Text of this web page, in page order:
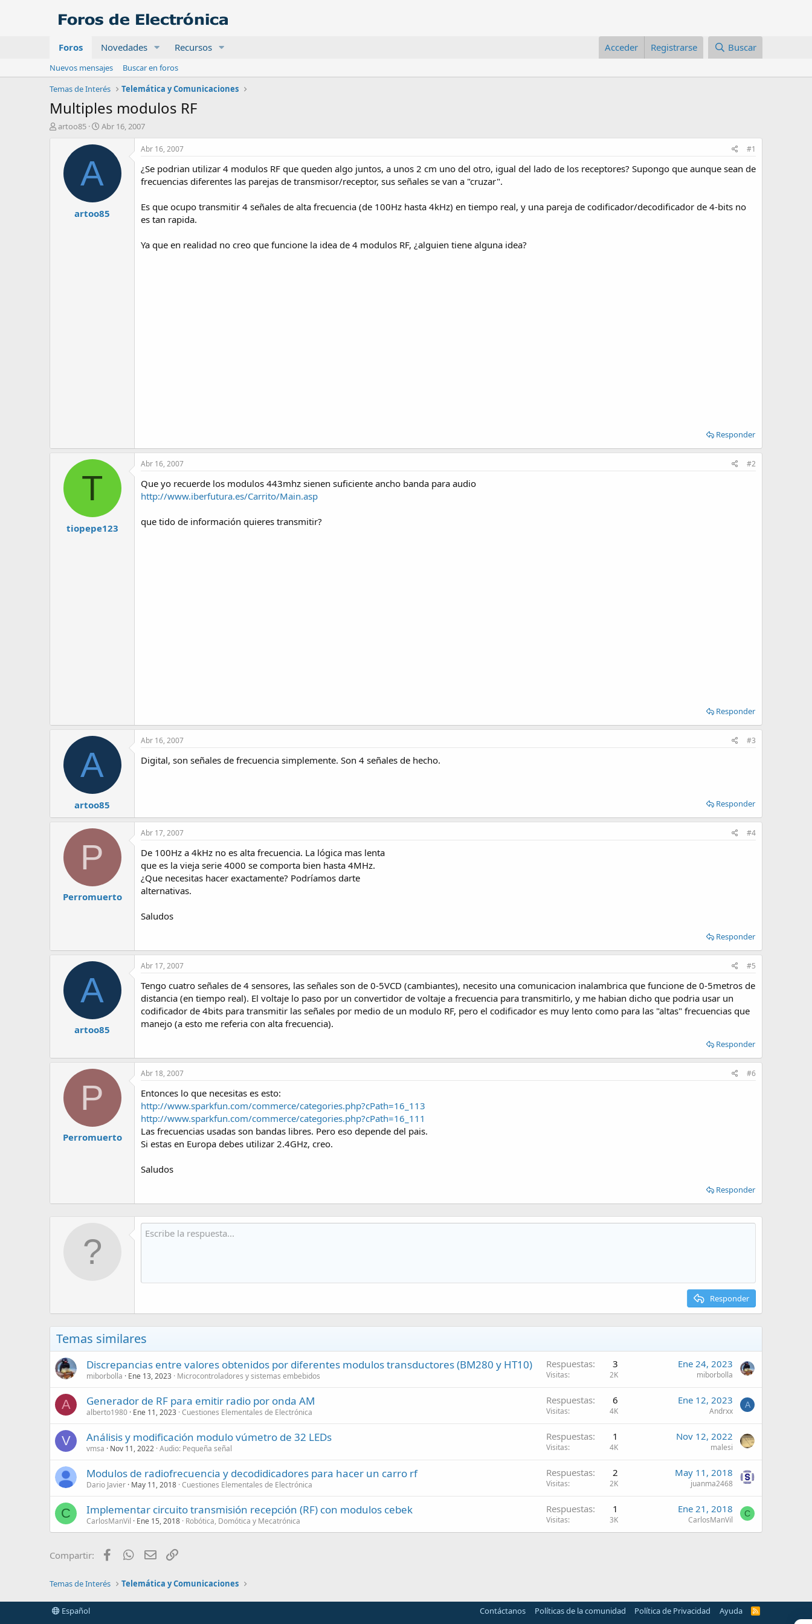
Foros Novedades Recursos Acceder Registrarse Buscar
Nuevos mensajes
Buscar en foros
Temas de Interés
Telemática y Comunicaciones
Multiples modulos RF
A
artoo85
F
c
d
i
n
Abr 16, 2007
A
artoo85
Abr 16, 2007 #1
¿Se podrian utilizar 4 modulos RF que queden algo juntos, a unos 2 cm uno del otro, igual del lado de los receptores? Supongo que aunque sean de
frecuencias diferentes las parejas de transmisor/receptor, sus señales se van a "cruzar".
Es que ocupo transmitir 4 señales de alta frecuencia (de 100Hz hasta 4kHz) en tiempo real, y una pareja de codificador/decodificador de 4-bits no
es tan rapida.
Ya que en realidad no creo que funcione la idea de 4 modulos RF, ¿alguien tiene alguna idea?
Responder
T
tiopepe123
Abr 16, 2007 #2
Que yo recuerde los modulos 443mhz sienen suficiente ancho banda para audio
http://www.iberfutura.es/Carrito/Main.asp
que tido de información quieres transmitir?
Responder
A
artoo85
Abr 16, 2007 #3
Digital, son señales de frecuencia simplemente. Son 4 señales de hecho.
Responder
P
Perromuerto
Abr 17, 2007 #4
De 100Hz a 4kHz no es alta frecuencia. La lógica mas lenta
que es la vieja serie 4000 se comporta bien hasta 4MHz.
¿Que necesitas hacer exactamente? Podríamos darte
alternativas.
Saludos
Responder
A
artoo85
Abr 17, 2007 #5
Tengo cuatro señales de 4 sensores, las señales son de 0-5VCD (cambiantes), necesito una comunicacion inalambrica que funcione de 0-5metros de
distancia (en tiempo real). El voltaje lo paso por un convertidor de voltaje a frecuencia para transmitirlo, y me habian dicho que podria usar un
codificador de 4bits para transmitir las señales por medio de un modulo RF, pero el codificador es muy lento como para las "altas" frecuencias que
manejo (a esto me referia con alta frecuencia).
Responder
P
Perromuerto
Abr 18, 2007 #6
Entonces lo que necesitas es esto:
http://www.sparkfun.com/commerce/categories.php?cPath=16_113
http://www.sparkfun.com/commerce/categories.php?cPath=16_111
Las frecuencias usadas son bandas libres. Pero eso depende del pais.
Si estas en Europa debes utilizar 2.4GHz, creo.
Saludos
Responder
Responder
Temas similares
Discrepancias entre valores obtenidos por diferentes modulos transductores (BM280 y HT10)
miborbolla Ene 13, 2023 Microcontroladores y sistemas embebidos
Respuestas 3
Visitas 2K
Ene 24, 2023
miborbolla
A Generador de RF para emitir radio por onda AM
alberto1980 Ene 11, 2023 Cuestiones Elementales de Electrónica
Respuestas 6
Visitas 4K
Ene 12, 2023
Andrxx
A
V Análisis y modificación modulo vúmetro de 32 LEDs
vmsa Nov 11, 2022 Audio: Pequeña señal
Respuestas 1
Visitas 4K
Nov 12, 2022
malesi
Modulos de radiofrecuencia y decodidicadores para hacer un carro rf
Dario Javier May 11, 2018 Cuestiones Elementales de Electrónica
Respuestas 2
Visitas 2K
May 11, 2018
juanma2468
C Implementar circuito transmisión recepción (RF) con modulos cebek
CarlosManVil Ene 15, 2018 Robótica, Domótica y Mecatrónica
Respuestas 1
Visitas 3K
Ene 21, 2018
CarlosManVil
C
Compartir: FacebookWhatsApp
Email
Temas de Interés Telemática y Comunicaciones
Español Contáctanos Políticas de la comunidad Política de Privacidad Ayuda
R